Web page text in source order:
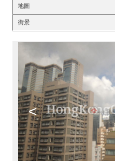
地圖
街景
<